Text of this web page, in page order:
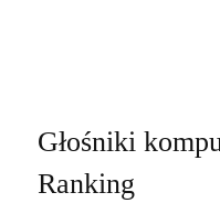
Głośniki
Ranking